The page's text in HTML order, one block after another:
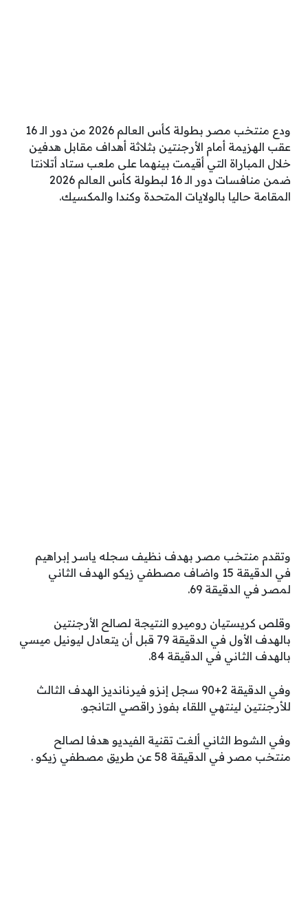
ودع منتخب مصر بطولة كأس العالم 2026 من دور الـ 16
عقب الهزيمة أمام الأرجنتين بثلاثة أهداف مقابل هدفين
خلال المباراة التي أقيمت بينهما على ملعب ستاد أتلانتا
ضمن منافسات دور الـ 16 لبطولة كأس العالم 2026
المقامة حاليا بالولايات المتحدة وكندا والمكسيك.
وتقدم منتخب مصر بهدف نظيف سجله ياسر إبراهيم
في الدقيقة 15 واضاف مصطفي زيكو الهدف الثاني
لمصر في الدقيقة 69.
وقلص كريستيان روميرو النتيجة لصالح الأرجنتين
بالهدف الأول في الدقيقة 79 قبل أن يتعادل ليونيل ميسي
بالهدف الثاني في الدقيقة 84.
وفي الدقيقة 2+90 سجل إنزو فيرنانديز الهدف الثالث
للأرجنتين لينتهي اللقاء بفوز راقصي التانجو.
وفي الشوط الثاني ألغت تقنية الفيديو هدفا لصالح
منتخب مصر في الدقيقة 58 عن طريق مصطفي زيكو .